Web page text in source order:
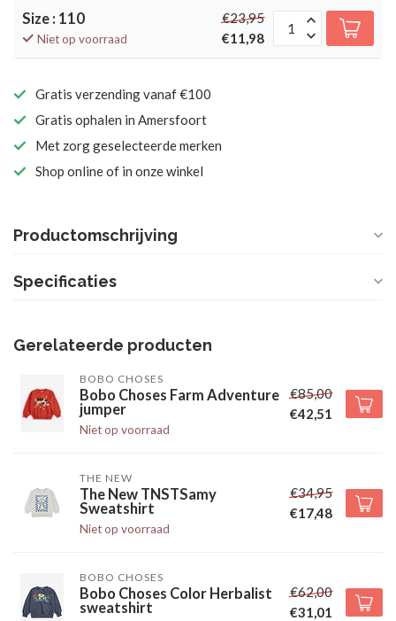
Size : 110
Niet op voorraad
€23,95
€11,98
Gratis verzending vanaf €100
Gratis ophalen in Amersfoort
Met zorg geselecteerde merken
Shop online of in onze winkel
Productomschrijving
Specificaties
Gerelateerde producten
BOBO CHOSES
Bobo Choses Farm Adventure
jumper
Niet op voorraad
€85,00
€42,51
THE NEW
The New TNSTSamy
Sweatshirt
Niet op voorraad
€34,95
€17,48
BOBO CHOSES
Bobo Choses Color Herbalist
sweatshirt
€62,00
€31,01